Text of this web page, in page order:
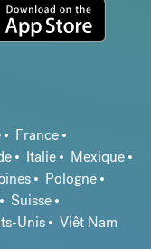
France
Italie
Mexique
Pologne
Suisse
Unis Viêt Nam